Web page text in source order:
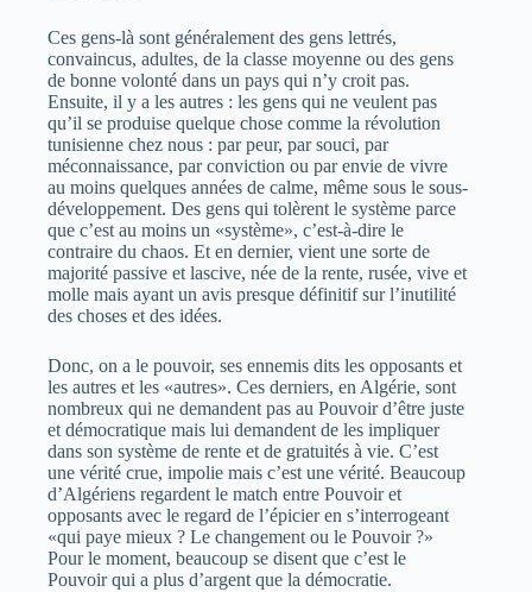
Ces gens-là sont généralement des gens lettrés,
convaincus, adultes, de la classe moyenne ou des gens
de bonne volonté dans un pays qui n’y croit pas.
Ensuite, il y a les autres : les gens qui ne veulent pas
qu’il se produise quelque chose comme la révolution
tunisienne chez nous : par peur, par souci, par
méconnaissance, par conviction ou par envie de vivre
au moins quelques années de calme, même sous le sous-
développement. Des gens qui tolèrent le système parce
que c’est au moins un «système», c’est-à-dire le
contraire du chaos. Et en dernier, vient une sorte de
majorité passive et lascive, née de la rente, rusée, vive et
molle mais ayant un avis presque définitif sur l’inutilité
des choses et des idées.
Donc, on a le pouvoir, ses ennemis dits les opposants et
les autres et les «autres». Ces derniers, en Algérie, sont
nombreux qui ne demandent pas au Pouvoir d’être juste
et démocratique mais lui demandent de les impliquer
dans son système de rente et de gratuités à vie. C’est
une vérité crue, impolie mais c’est une vérité. Beaucoup
d’Algériens regardent le match entre Pouvoir et
opposants avec le regard de l’épicier en s’interrogeant
«qui paye mieux ? Le changement ou le Pouvoir ?»
Pour le moment, beaucoup se disent que c’est le
Pouvoir qui a plus d’argent que la démocratie.